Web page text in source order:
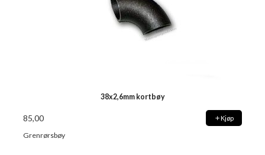
38x2,6mm kortbøy
85,00 Kjøp
Grenrørsbøy